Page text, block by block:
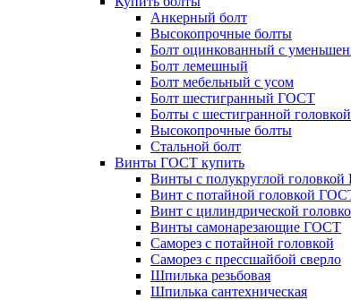
Анкерный болт
Высокопрочные болты
Болт оцинкованный с
Болт лемешный
Болт мебельный с усом
Болт шестигранный ГОСТ
Болты с шестигранной головкой
Высокопрочные болты
Стальной болт
Винты ГОСТ купить
Винты с полукруглой
Винт с потайной головкой
Винт с цилиндрической
Винты самонарезающие ГОСТ
Саморез с потайной головкой
Саморез с прессшайбой сверло
Шпилька резьбовая
Шпилька сантехническая